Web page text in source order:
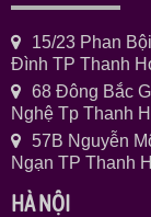
15/23 Phan
Đình TP Thanh
68 Đông Bắc
Nghệ Tp Thanh
57B Nguyễn
Ngạn TP Thanh
HÀ NỘI